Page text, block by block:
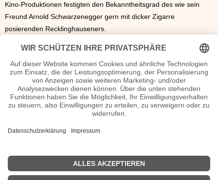
Kino-Produktionen festigten den Bekanntheitsgrad des wie sein
Freund Arnold Schwarzenegger gern mit dicker Zigarre
posierenden Recklinghauseners.
der Aktion „Starke Typen“ für die Förderung von Kindern und
Jugendlichen aus schwierigen sozialen Verhältnissen zu
engagieren, trennte sich 2013 von seiner Ehefrau. 2014 wurde
berichtet, dass Möller eine Beziehung zu dem Foto-Modell Geli
Kamaci begonnen hat.
Ralf Möller Seiten, Steckbrief, Kurzbio etc.
Ralf Möller Biographie